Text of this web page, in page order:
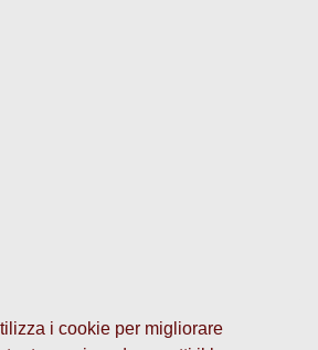
i cookie per migliorare